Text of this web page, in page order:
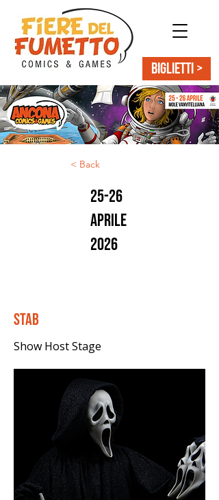
BIGLIETTI >
< Back
25-26
aprile
2026
Stab
Show Host Stage